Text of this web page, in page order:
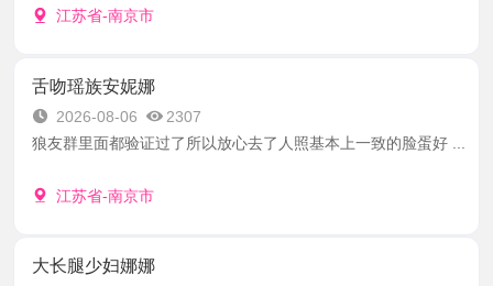
江苏省-南京市
舌吻瑶族安妮娜
2026-08-06
2307
狼友群里面都验证过了所以放心去了人照基本上一致的脸蛋好 ...
江苏省-南京市
大长腿少妇娜娜